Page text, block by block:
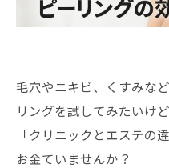
毛穴やニキビ、くすみな
リングを試してみたいけ
「クリニックとエステの
お金ていませんか？